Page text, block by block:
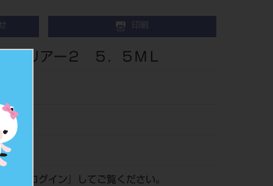
印刷
クリアー２ ５．５ＭＬ
ログイン 』してご覧ください。